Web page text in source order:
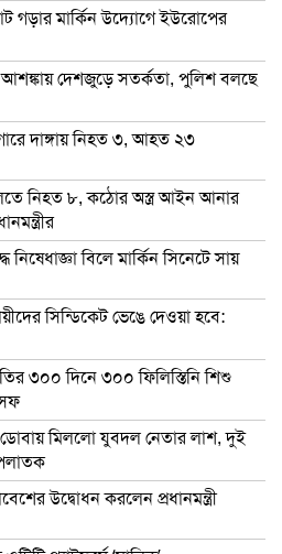
গড়ার মার্কিন উদ্যোগে ইউরোপের
আশঙ্কায় দেশজুড়ে সতর্কতা, পুলিশ বলছে
দাঙ্গায় নিহত ৩, আহত ২৩
নিহত ৮, কঠোর অস্ত্র আইন আনার
নিষেধাজ্ঞা বিলে মার্কিন সিনেটে সায়
সিন্ডিকেট ভেঙে দেওয়া হবে:
৩০০ দিনে ৩০০ ফিলিস্তিনি শিশু
ডোবায় মিললো যুবদল নেতার লাশ, দুই
উদ্বোধন করলেন প্রধানমন্ত্রী